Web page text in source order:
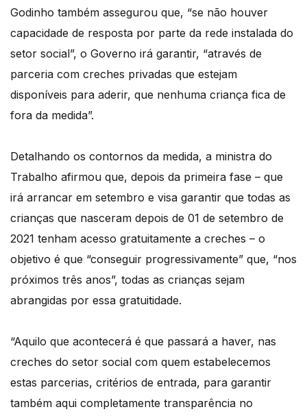
Godinho também assegurou que, “se não houver
capacidade de resposta por parte da rede instalada do
setor social”, o Governo irá garantir, “através de
parceria com creches privadas que estejam
disponíveis para aderir, que nenhuma criança fica de
fora da medida”.
Detalhando os contornos da medida, a ministra do
Trabalho afirmou que, depois da primeira fase – que
irá arrancar em setembro e visa garantir que todas as
crianças que nasceram depois de 01 de setembro de
2021 tenham acesso gratuitamente a creches – o
objetivo é que “conseguir progressivamente” que, “nos
próximos três anos”, todas as crianças sejam
abrangidas por essa gratuitidade.
“Aquilo que acontecerá é que passará a haver, nas
creches do setor social com quem estabelecemos
estas parcerias, critérios de entrada, para garantir
também aqui completamente transparência no